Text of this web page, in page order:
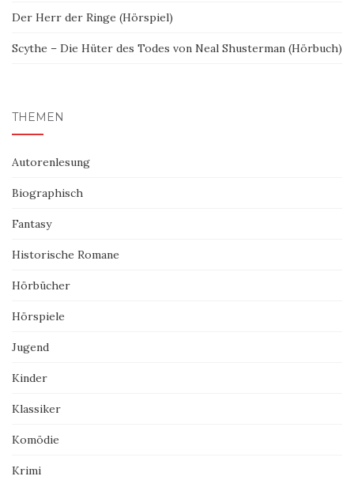
Der Herr der Ringe (Hörspiel)
Scythe – Die Hüter des Todes von Neal Shusterman (Hörbuch)
THEMEN
Autorenlesung
Biographisch
Fantasy
Historische Romane
Hörbücher
Hörspiele
Jugend
Kinder
Klassiker
Komödie
Krimi